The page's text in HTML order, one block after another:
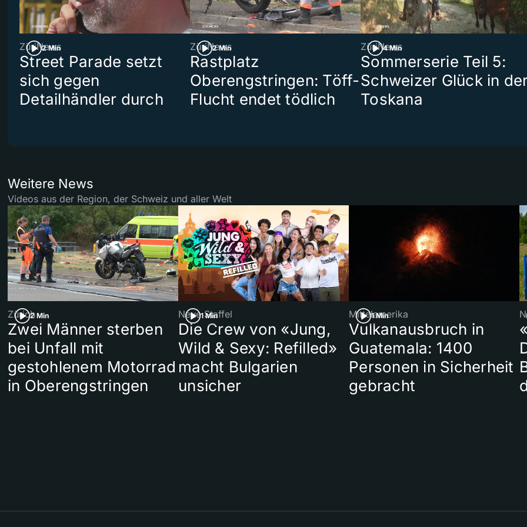
2 Min
ZüriNews
Street Parade setzt
sich gegen
Detailhändler durch
2 Min
ZüriNews
Rastplatz
Oberengstringen: Töff-
Flucht endet tödlich
4 Min
ZüriNews
Sommerserie Teil 5:
Schweizer Glück in
Toskana
Weitere News
Videos aus der Region, der Schweiz und aller Welt
2 Min
Zürich
Zwei Männer sterben
bei Unfall mit
gestohlenem Motorrad
in Oberengstringen
1 Min
Neue Staffel
Die Crew von «Jung,
Wild & Sexy: Refilled»
macht Bulgarien
unsicher
1 Min
Mittelamerika
Vulkanausbruch in
Guatemala: 1400
Personen in Sicherheit
gebracht